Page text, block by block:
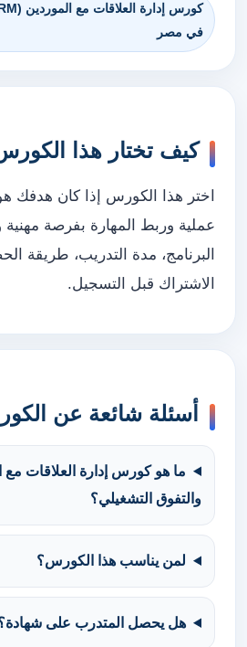
في مصر
كيف تختار هذا
اختر هذا الكورس إذا كان هدفك
عملية وربط المهارة بفرصة
البرنامج، مدة التدريب، طريقة
الاشتراك قبل التسجيل.
أسئلة شائعة عن
والتفوق التشغيلي؟
لمن يناسب هذا الكورس؟
هل يحصل المتدرب على